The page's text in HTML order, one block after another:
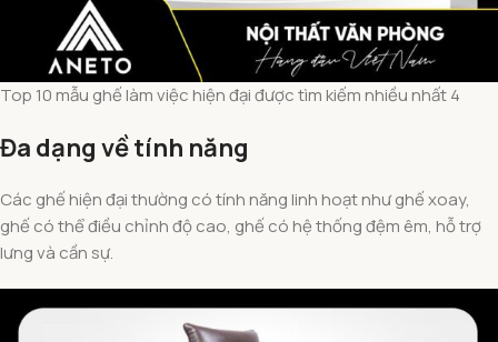
Top 10 mẫu ghế làm việc hiện đại được tìm kiếm nhiều nhất 4
Đa dạng về tính năng
Các ghế hiện đại thường có tính năng linh hoạt như ghế xoay,
ghế có thể điều chỉnh độ cao, ghế có hệ thống đệm êm, hỗ trợ
lưng và cần sự.